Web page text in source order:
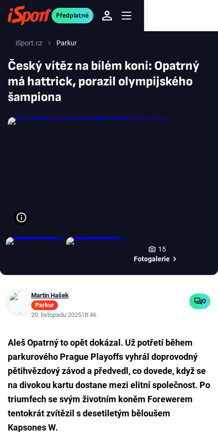
Předplatné
iSport.cz Parkur
Český vítěz na bílém koni: Opatrný
má hattrick, porazil olympijského
šampiona
15
Fotogalerie
Martin Hašek
Parkur
20. listopadu 202518:46
0
Aleš Opatrný to opět dokázal. Už potřetí během
parkurového Prague Playoffs vyhrál doprovodný
pětihvězdový závod a předvedl, co dovede, když se
na divokou kartu dostane mezi elitní společnost. Po
triumfech se svým životním koněm Forewerem
tentokrát zvítězil s desetiletým běloušem
Kapsones W.